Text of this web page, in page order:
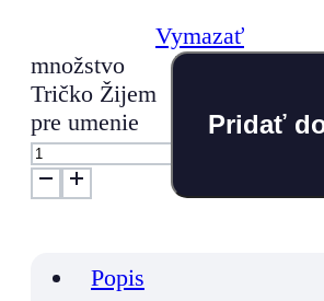
Vymazať
množstvo
Tričko Žijem
pre umenie
Pridať
Popis